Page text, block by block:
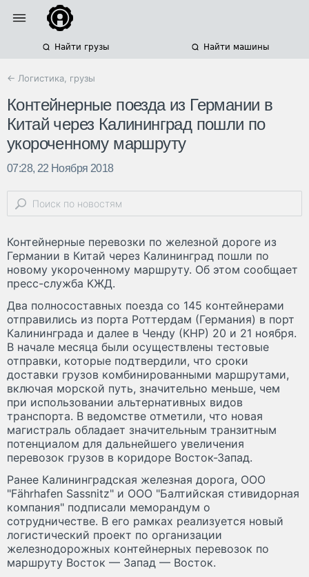
Найти грузы Найти машины
← Логистика, грузы
Контейнерные поезда из Германии в
Китай через Калининград пошли по
укороченному маршруту
07:28, 22 Ноября 2018
Контейнерные перевозки по железной дороге из
Германии в Китай через Калининград пошли по
новому укороченному маршруту. Об этом сообщает
пресс-служба КЖД.
Два полносоставных поезда со 145 контейнерами
отправились из порта Роттердам (Германия) в порт
Калининграда и далее в Ченду (КНР) 20 и 21 ноября.
В начале месяца были осуществлены тестовые
отправки, которые подтвердили, что сроки
доставки грузов комбинированными маршрутами,
включая морской путь, значительно меньше, чем
при использовании альтернативных видов
транспорта. В ведомстве отметили, что новая
магистраль обладает значительным транзитным
потенциалом для дальнейшего увеличения
перевозок грузов в коридоре Восток-Запад.
Ранее Калининградская железная дорога, ООО
"Fährhafen Sassnitz" и ООО "Балтийская стивидорная
компания" подписали меморандум о
сотрудничестве. В его рамках реализуется новый
логистический проект по организации
железнодорожных контейнерных перевозок по
маршруту Восток — Запад — Восток.